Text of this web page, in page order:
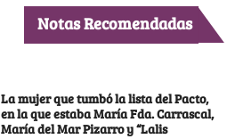
Notas Recomendadas
La mujer que tumbó la lista del Pacto,
en la que estaba María Fda. Carrascal,
María del Mar Pizarro y “Lalis